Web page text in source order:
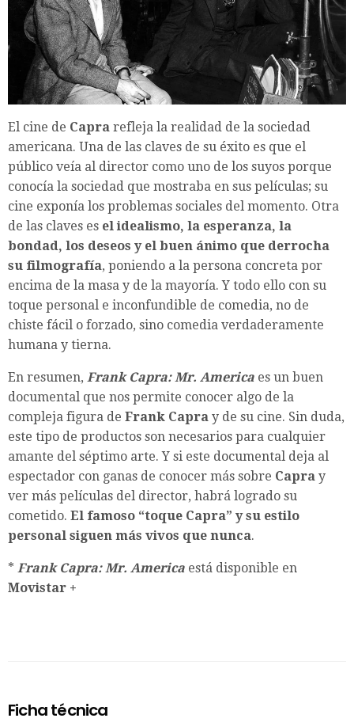
El cine de Capra refleja la realidad de la sociedad
americana. Una de las claves de su éxito es que el
público veía al director como uno de los suyos porque
conocía la sociedad que mostraba en sus películas; su
cine exponía los problemas sociales del momento. Otra
de las claves es el idealismo, la esperanza, la
bondad, los deseos y el buen ánimo que derrocha
su filmografía, poniendo a la persona concreta por
encima de la masa y de la mayoría. Y todo ello con su
toque personal e inconfundible de comedia, no de
chiste fácil o forzado, sino comedia verdaderamente
humana y tierna.
En resumen, Frank Capra: Mr. America es un buen
documental que nos permite conocer algo de la
compleja figura de Frank Capra y de su cine. Sin duda,
este tipo de productos son necesarios para cualquier
amante del séptimo arte. Y si este documental deja al
espectador con ganas de conocer más sobre Capra y
ver más películas del director, habrá logrado su
cometido. El famoso “toque Capra” y su estilo
personal siguen más vivos que nunca.
* Frank Capra: Mr. America está disponible en
Movistar +
Ficha técnica